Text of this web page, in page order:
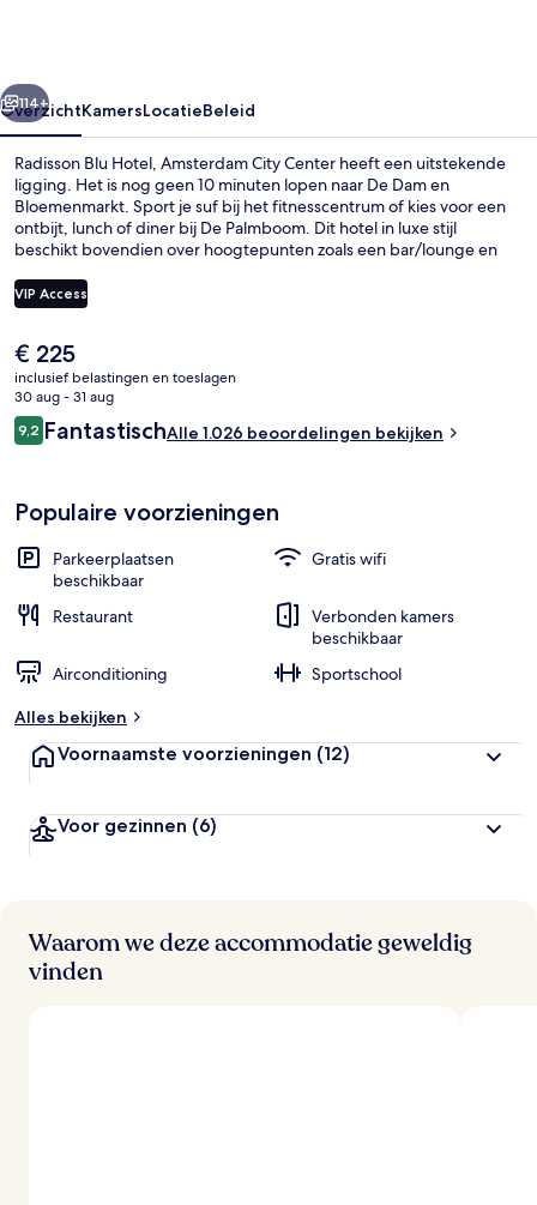
Volgende
114+
OverzichtKamersLocatieBeleid
Radisson Blu Hotel, Amsterdam City Center heeft een uitstekende
ligging. Het is nog geen 10 minuten lopen naar De Dam en
Bloemenmarkt. Sport je suf bij het fitnesscentrum of kies voor een
ontbijt, lunch of diner bij De Palmboom. Dit hotel in luxe stijl
beschikt bovendien over hoogtepunten zoals een bar/lounge en
behulpzame personeel en de locatie. De accommodatie ligt op
korte loopafstand van het openbaar vervoer: het is 5 minuten lopen
Rembrandtplein.
VIP Access
De
huidige
prijs
is
€ 225
€ 225
inclusief belastingen en toeslagen
30 aug - 31 aug
Beoordelingen
9,29,2 op 10 –
FantastischAlle 1.026 beoordelingen bekijken
Populaire voorzieningen
Parkeerplaatsen
beschikbaar
Gratis wifi
Restaurant
Verbonden kamers
beschikbaar
Airconditioning
Sportschool
Alles bekijken
Voornaamste voorzieningen (12)
Voor gezinnen (6)
Waarom we deze accommodatie geweldig
vinden